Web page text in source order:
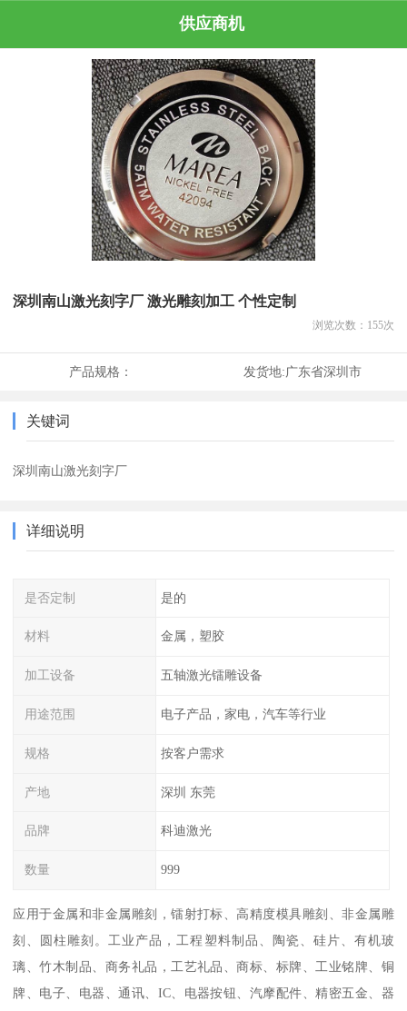
供应商机
深圳南山激光刻字厂 激光雕刻加工 个性定制
浏览次数： 155次
产品规格： 发货地:广东省深圳市
关键词
深圳南山激光刻字厂
详细说明
是否定制 是的
材料 金属，塑胶
加工设备 五轴激光镭雕设备
用途范围 电子产品，家电，汽车等行业
规格 按客户需求
产地 深圳 东莞
品牌 科迪激光
数量 999
应用于金属和非金属雕刻，镭射打标、高精度模具雕刻、非金属雕
刻、圆柱雕刻。工业产品，工程塑料制品、陶瓷、硅片、有机玻
璃、竹木制品、商务礼品，工艺礼品、商标、标牌、工业铭牌、铜
牌、电子、电器、通讯、IC、电器按钮、汽摩配件、精密五金、器